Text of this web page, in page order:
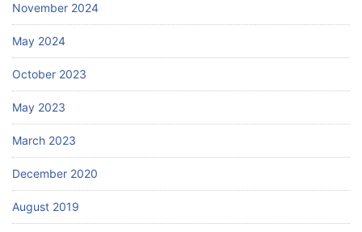
November 2024
May 2024
October 2023
May 2023
March 2023
December 2020
August 2019